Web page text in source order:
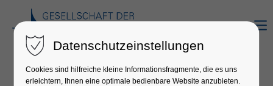
Datenschutzeinstellungen
Cookies sind hilfreiche kleine Informationsfragmente, die es uns
erleichtern, Ihnen eine optimale bedienbare Website anzubieten.